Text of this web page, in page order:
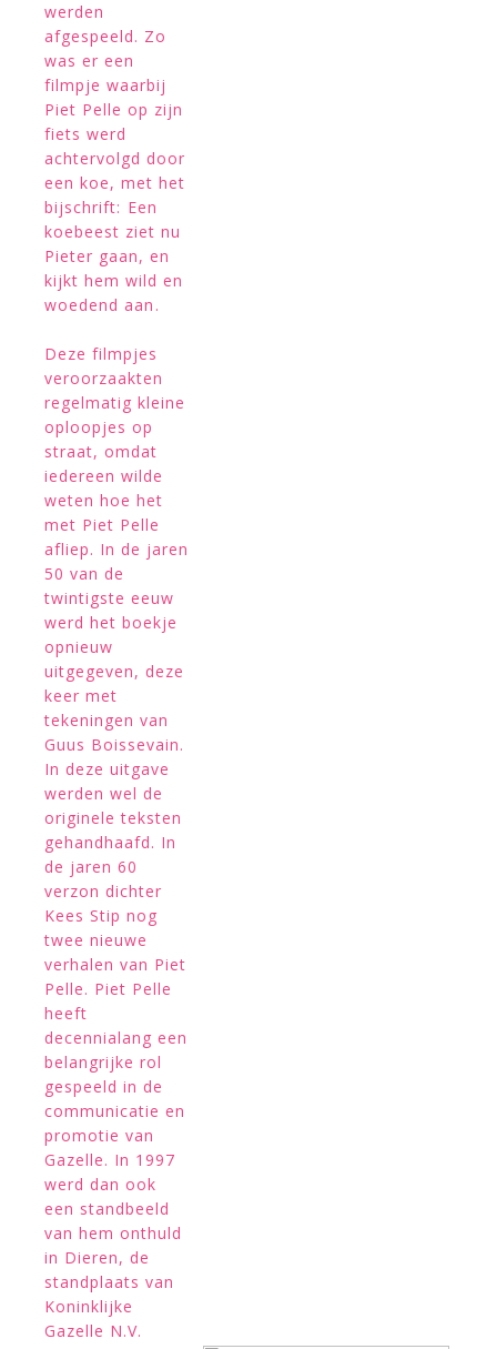
werden
afgespeeld. Zo
was er een
filmpje waarbij
Piet Pelle op zijn
fiets werd
achtervolgd door
een koe, met het
bijschrift: Een
koebeest ziet nu
Pieter gaan, en
kijkt hem wild en
woedend aan.
Deze filmpjes
veroorzaakten
regelmatig kleine
oploopjes op
straat, omdat
iedereen wilde
weten hoe het
met Piet Pelle
afliep. In de jaren
50 van de
twintigste eeuw
werd het boekje
opnieuw
uitgegeven, deze
keer met
tekeningen van
Guus Boissevain.
In deze uitgave
werden wel de
originele teksten
gehandhaafd. In
de jaren 60
verzon dichter
Kees Stip nog
twee nieuwe
verhalen van Piet
Pelle. Piet Pelle
heeft
decennialang een
belangrijke rol
gespeeld in de
communicatie en
promotie van
Gazelle. In 1997
werd dan ook
een standbeeld
van hem onthuld
in Dieren, de
standplaats van
Koninklijke
Gazelle N.V.